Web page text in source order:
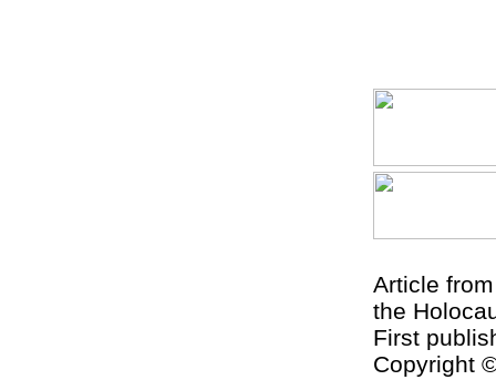
Article
the
First
Copyright